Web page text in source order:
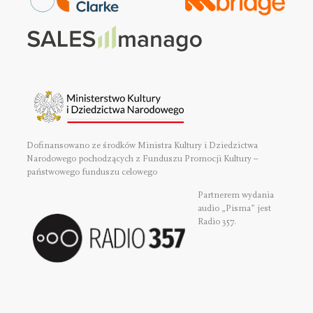
Dofinansowano ze środków Ministra Kultury i Dziedzictwa
Narodowego pochodzących z Funduszu Promocji Kultury –
państwowego funduszu celowego
Partnerem wydania
audio „Pisma” jest
Radio 357.